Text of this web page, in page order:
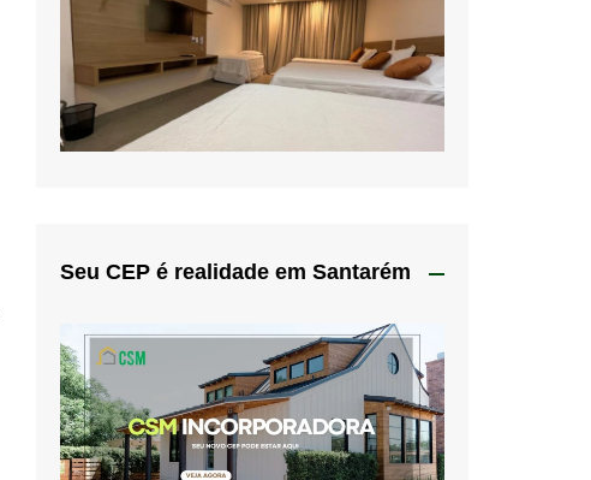
Seu CEP é realidade em Santarém